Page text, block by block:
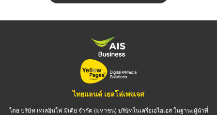
ไทยแลนด์ เยลโล่เพจเจส
โดย บริษัท เทเลอินโฟ มีเดีย จำกัด (มหาชน) บริษัทในเครือเอไอเอส ในฐานะผู้นำที่